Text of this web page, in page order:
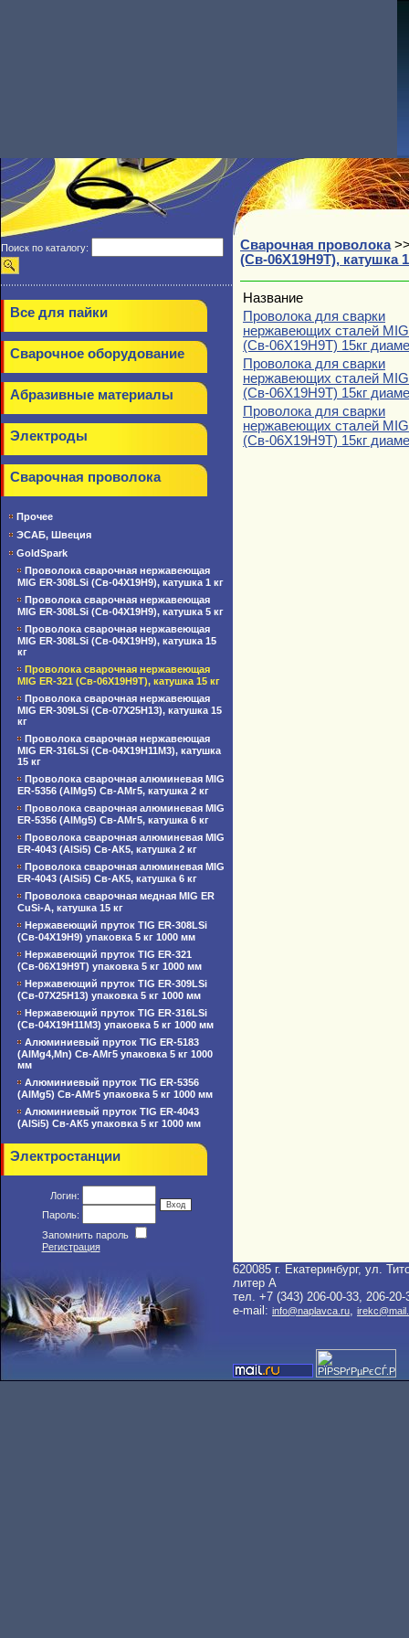
Поиск по каталогу:
Все для пайки
Сварочное оборудование
Абразивные материалы
Электроды
Сварочная проволока
Прочее
ЭСАБ, Швеция
GoldSpark
Проволока сварочная нержавеющая
MIG ER-308LSi (Св-04Х19Н9), катушка 1 кг
Проволока сварочная нержавеющая
MIG ER-308LSi (Св-04Х19Н9), катушка 5 кг
Проволока сварочная нержавеющая
MIG ER-308LSi (Св-04Х19Н9), катушка 15
кг
Проволока сварочная нержавеющая
MIG ER-321 (Св-06Х19Н9Т), катушка 15 кг
Проволока сварочная нержавеющая
MIG ER-309LSi (Св-07Х25Н13), катушка 15
кг
Проволока сварочная нержавеющая
MIG ER-316LSi (Св-04Х19Н11М3), катушка
15 кг
Проволока сварочная алюминевая MIG
ER-5356 (AlMg5) Св-АМг5, катушка 2 кг
Проволока сварочная алюминевая MIG
ER-5356 (AlMg5) Св-АМг5, катушка 6 кг
Проволока сварочная алюминевая MIG
ER-4043 (AlSi5) Св-АК5, катушка 2 кг
Проволока сварочная алюминевая MIG
ER-4043 (AlSi5) Св-АК5, катушка 6 кг
Проволока сварочная медная MIG ER
CuSi-A, катушка 15 кг
Нержавеющий пруток TIG ER-308LSi
(Св-04Х19Н9) упаковка 5 кг 1000 мм
Нержавеющий пруток TIG ER-321
(Св-06Х19Н9Т) упаковка 5 кг 1000 мм
Нержавеющий пруток TIG ER-309LSi
(Св-07Х25Н13) упаковка 5 кг 1000 мм
Нержавеющий пруток TIG ER-316LSi
(Св-04Х19Н11М3) упаковка 5 кг 1000 мм
Алюминиевый пруток TIG ER-5183
(AlMg4,Mn) Св-АМг5 упаковка 5 кг 1000
мм
Алюминиевый пруток TIG ER-5356
(AlMg5) Св-АМг5 упаковка 5 кг 1000 мм
Алюминиевый пруток TIG ER-4043
(AlSi5) Св-АК5 упаковка 5 кг 1000 мм
Электростанции
Логин:
Пароль:
Запомнить пароль
Регистрация
Сварочная проволока
(Св-06Х19Н9Т), катушка
Название
Проволока для сварки
нержавеющих сталей
(Св-06Х19Н9Т) 15кг
Проволока для сварки
нержавеющих сталей
(Св-06Х19Н9Т) 15кг
Проволока для сварки
нержавеющих сталей
(Св-06Х19Н9Т) 15кг
620085 г. Екатеринбург, ул.
литер A
тел. +7 (343) 206-00-33, 206-20-
e-mail: info@naplavca.ru,